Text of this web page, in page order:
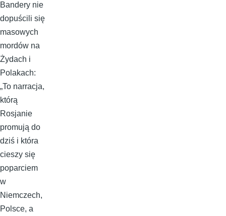
Bandery nie
dopuścili się
masowych
mordów na
Żydach i
Polakach:
„To narracja,
którą
Rosjanie
promują do
dziś i która
cieszy się
poparciem
w
Niemczech,
Polsce, a